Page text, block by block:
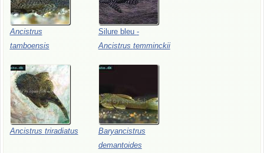
Ancistrus
tamboensis
Silure bleu -
Ancistrus temminckii
Ancistrus triradiatus
Baryancistrus
demantoides